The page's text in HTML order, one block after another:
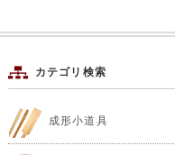
カテゴリ検索
成形小道具